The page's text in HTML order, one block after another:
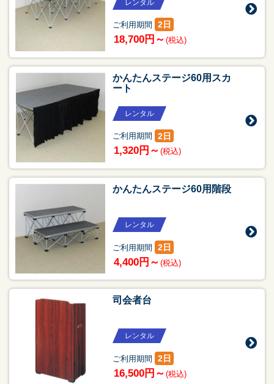
レンタル
ご利用期間 2日
18,700円～ (税込)
かんたんステージ60用スカ
ート
レンタル
ご利用期間 2日
1,320円～ (税込)
かんたんステージ60用階段
レンタル
ご利用期間 2日
4,400円～ (税込)
司会者台
レンタル
ご利用期間 2日
16,500円～ (税込)